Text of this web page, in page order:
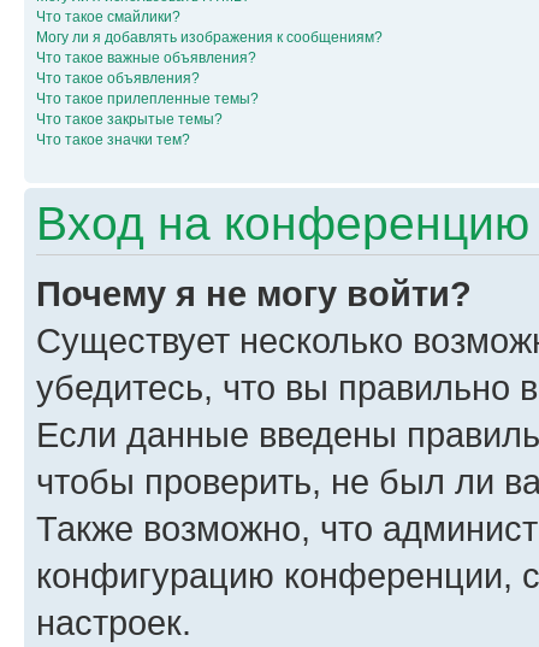
Что такое смайлики?
Могу ли я добавлять изображения к сообщениям?
Что такое важные объявления?
Что такое объявления?
Что такое прилепленные темы?
Что такое закрытые темы?
Что такое значки тем?
Вход на конференцию
Почему я не могу войти?
Существует несколько
убедитесь, что вы правильно
Если данные введены
чтобы проверить, не был ли
Также возможно, что
конфигурацию конференции,
настроек.